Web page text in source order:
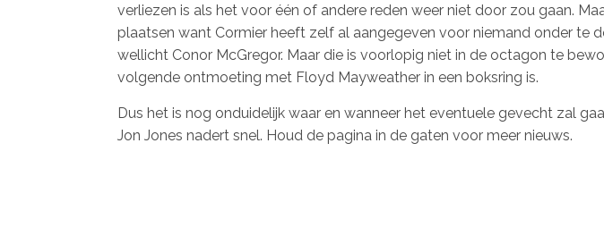
verliezen is als het voor één of andere reden weer niet door zou gaan.
plaatsen want Cormier heeft zelf al aangegeven voor niemand onder te
wellicht Conor McGregor. Maar die is voorlopig niet in de octagon te
volgende ontmoeting met Floyd Mayweather in een boksring is.
Dus het is nog onduidelijk waar en wanneer het eventuele gevecht zal
Jon Jones nadert snel. Houd de pagina in de gaten voor meer nieuws.